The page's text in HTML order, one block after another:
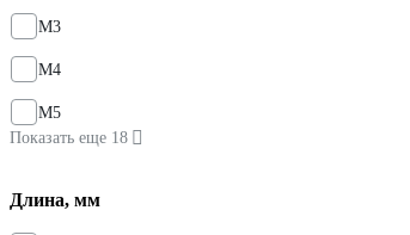
М3
М4
М5
Показать еще 18
Длина, мм